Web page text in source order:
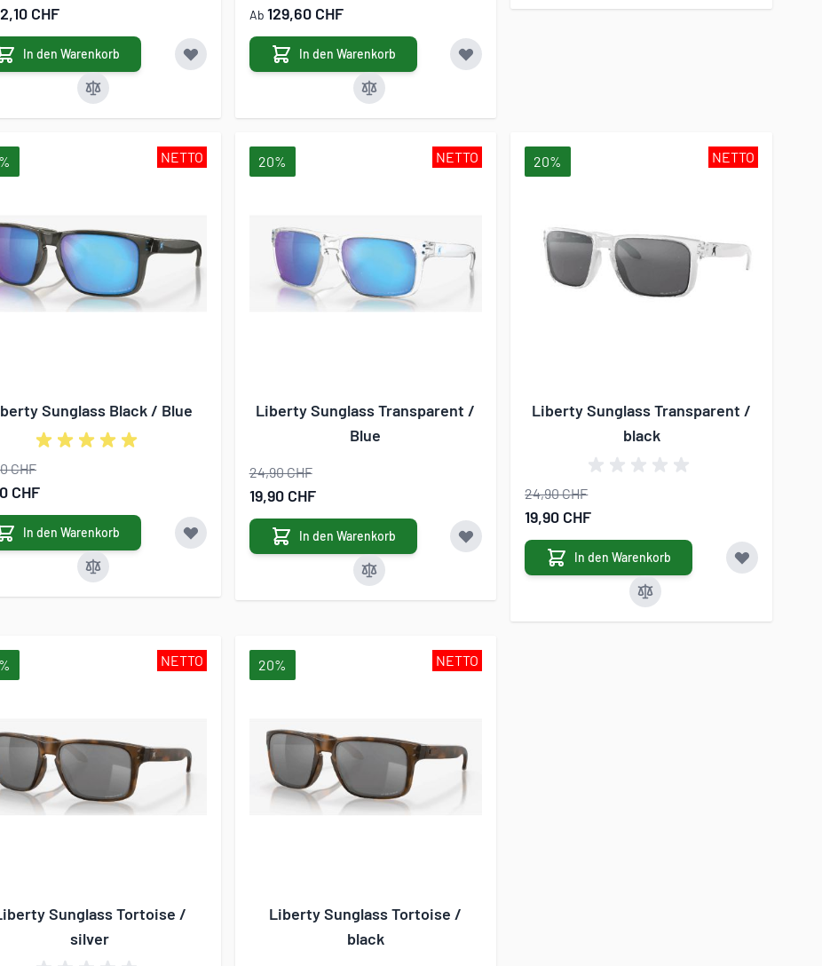
CHF
In den Warenkorb
Ab 129,60 CHF
In den Warenkorb
NETTO
Sunglass Black / Blue
CHF
CHF
In den Warenkorb
NETTO
20%
Liberty Sunglass Transparent /
Blue
24,90 CHF
Sonderangebot
19,90 CHF
In den Warenkorb
NETTO
20%
Liberty Sunglass Transparent /
black
24,90 CHF
Sonderangebot
19,90 CHF
In den Warenkorb
NETTO
Sunglass Tortoise /
silver
NETTO
20%
Liberty Sunglass Tortoise /
black